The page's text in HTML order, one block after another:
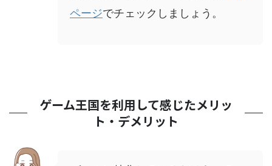
ページでチェックしましょう。
ゲーム王国を利用して感じたメリッ
ト・デメリット